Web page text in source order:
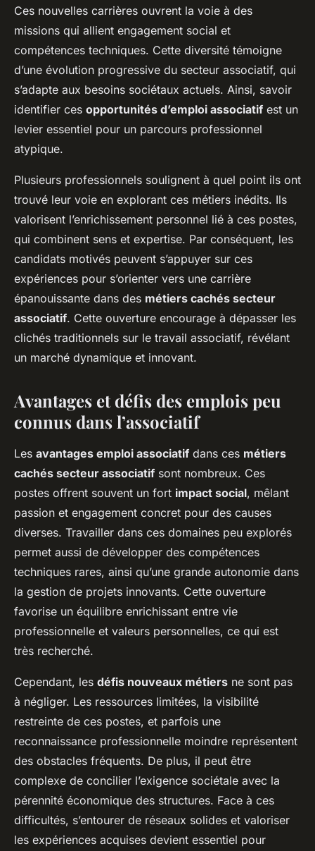
Ces nouvelles carrières ouvrent la voie à des
missions qui allient engagement social et
compétences techniques. Cette diversité témoigne
d’une évolution progressive du secteur associatif, qui
s’adapte aux besoins sociétaux actuels. Ainsi, savoir
identifier ces opportunités d’emploi associatif est un
levier essentiel pour un parcours professionnel
atypique.
Plusieurs professionnels soulignent à quel point ils ont
trouvé leur voie en explorant ces métiers inédits. Ils
valorisent l’enrichissement personnel lié à ces postes,
qui combinent sens et expertise. Par conséquent, les
candidats motivés peuvent s’appuyer sur ces
expériences pour s’orienter vers une carrière
épanouissante dans des métiers cachés secteur
associatif. Cette ouverture encourage à dépasser les
clichés traditionnels sur le travail associatif, révélant
un marché dynamique et innovant.
Avantages et défis des emplois peu
connus dans l’associatif
Les avantages emploi associatif dans ces métiers
cachés secteur associatif sont nombreux. Ces
postes offrent souvent un fort impact social, mêlant
passion et engagement concret pour des causes
diverses. Travailler dans ces domaines peu explorés
permet aussi de développer des compétences
techniques rares, ainsi qu’une grande autonomie dans
la gestion de projets innovants. Cette ouverture
favorise un équilibre enrichissant entre vie
professionnelle et valeurs personnelles, ce qui est
très recherché.
Cependant, les défis nouveaux métiers ne sont pas
à négliger. Les ressources limitées, la visibilité
restreinte de ces postes, et parfois une
reconnaissance professionnelle moindre représentent
des obstacles fréquents. De plus, il peut être
complexe de concilier l’exigence sociétale avec la
pérennité économique des structures. Face à ces
difficultés, s’entourer de réseaux solides et valoriser
les expériences acquises devient essentiel pour